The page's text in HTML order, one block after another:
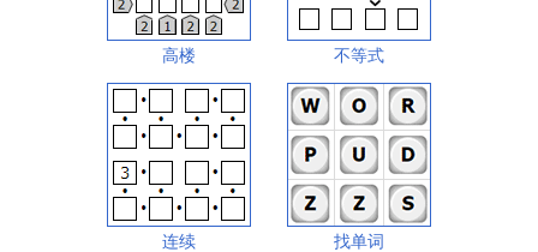
高楼 不等式
连续 找单词